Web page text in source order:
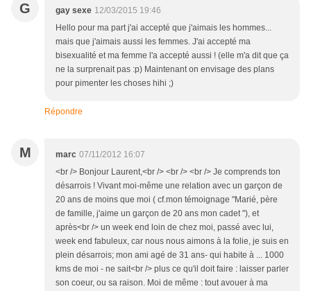
G gay sexe 12/03/2015 19:46
Hello pour ma part j'ai accepté que j'aimais les hommes...
mais que j'aimais aussi les femmes. J'ai accepté ma
bisexualité et ma femme l'a accepté aussi ! (elle m'a dit que ça
ne la surprenait pas :p) Maintenant on envisage des plans
pour pimenter les choses hihi ;)
Répondre
M marc 07/11/2012 16:07
<br /> Bonjour Laurent,<br /> <br /> <br /> Je comprends ton
désarrois ! Vivant moi-même une relation avec un garçon de
20 ans de moins que moi ( cf.mon témoignage "Marié, père
de famille, j'aime un garçon de 20 ans mon cadet "), et
après<br /> un week end loin de chez moi, passé avec lui,
week end fabuleux, car nous nous aimons à la folie, je suis en
plein désarrois; mon ami agé de 31 ans- qui habite à ... 1000
kms de moi - ne sait<br /> plus ce qu'il doit faire : laisser parler
son coeur, ou sa raison. Moi de même : tout avouer à ma